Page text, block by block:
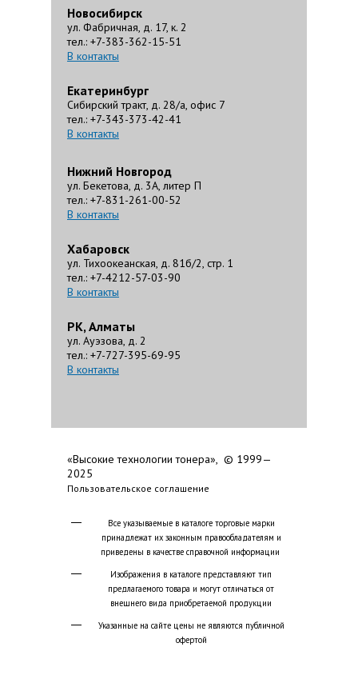
Новосибирск
ул. Фабричная, д. 17, к. 2
тел.: +7-383-362-15-51
В контакты
Екатеринбург
Сибирский тракт, д. 28/а, офис 7
тел.: +7-343-373-42-41
В контакты
Нижний Новгород
ул. Бекетова, д. 3А, литер П
тел.: +7-831-261-00-52
В контакты
Хабаровск
ул. Тихоокеанская, д. 81б/2, стр. 1
тел.: +7-4212-57-03-90
В контакты
РК, Алматы
ул. Ауэзова, д. 2
тел.: +7-727-395-69-95
В контакты
«Высокие технологии тонера», © 1999—
2025
Пользовательское соглашение
Все указываемые в каталоге торговые марки
принадлежат их законным правообладателям и
приведены в качестве справочной информации
Изображения в каталоге представляют тип
предлагаемого товара и могут отличаться от
внешнего вида приобретаемой продукции
Указанные на сайте цены не являются публичной
офертой